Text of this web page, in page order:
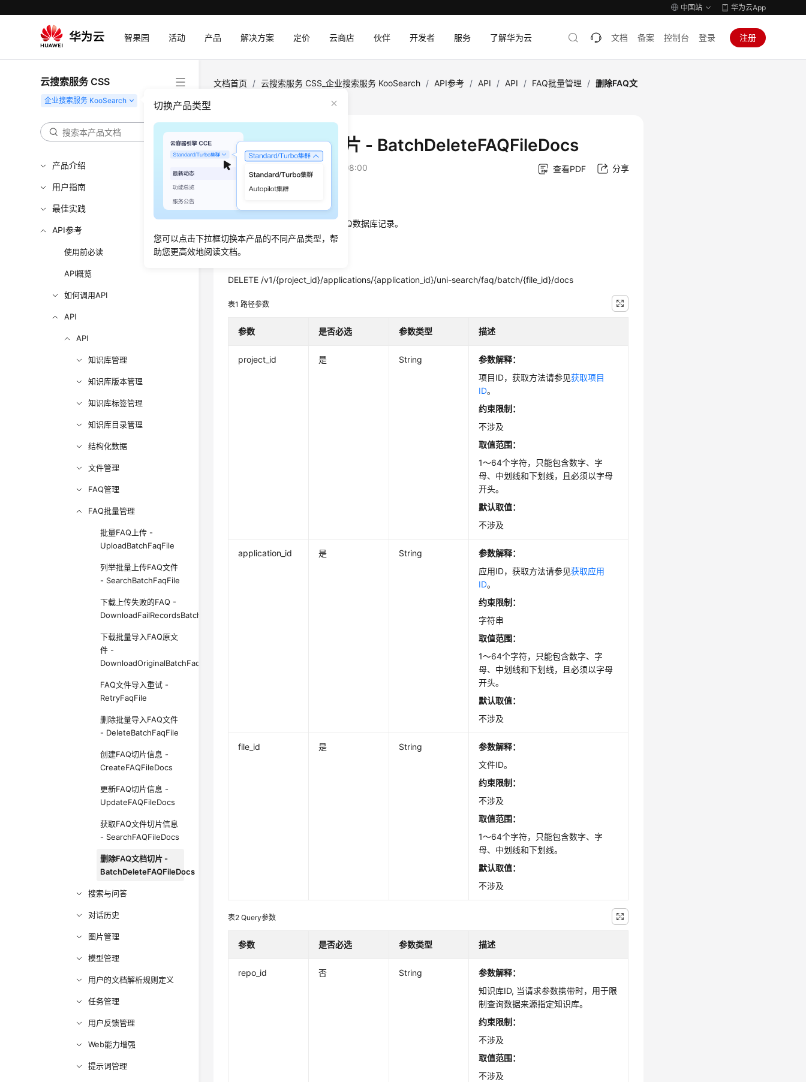
中国站 华为云App
智果园 活动 产品 解决方案 定价 云商店 伙伴 开发者 服务 了解华为云 文档 备案 控制台 登录 注册
云搜索服务 CSS
切换产品类型
您可以点击下拉框切换本产品的不同产品类型，帮
助您更高效地阅读文档。
产品介绍
用户指南
最佳实践
API参考
使用前必读
API概览
如何调用API
API
API
知识库管理
知识库版本管理
知识库标签管理
知识库目录管理
结构化数据
文件管理
FAQ管理
FAQ批量管理
批量FAQ上传 -
UploadBatchFaqFile
列举批量上传FAQ文件
- SearchBatchFaqFile
下载上传失败的FAQ -
DownloadFailRecordsBatchFaqFile
下载批量导入FAQ原文
件 -
DownloadOriginalBatchFaqFile
FAQ文件导入重试 -
RetryFaqFile
删除批量导入FAQ文件
- DeleteBatchFaqFile
创建FAQ切片信息 -
CreateFAQFileDocs
更新FAQ切片信息 -
UpdateFAQFileDocs
获取FAQ文件切片信息
- SearchFAQFileDocs
删除FAQ文档切片 -
BatchDeleteFAQFileDocs
搜索与问答
对话历史
图片管理
模型管理
用户的文档解析规则定义
任务管理
用户反馈管理
Web能力增强
提示词管理
文档首页 / 云搜索服务 CSS_企业搜索服务 KooSearch / API参考 / API / API / FAQ批量管理 / 删除FAQ文
删除FAQ文档切片 - BatchDeleteFAQFileDocs
更新时间： 2026-03-16 GMT+08:00 查看PDF 分享
删除FAQ文档切片，同时删除FAQ数据库记录。
URI
DELETE /v1/{project_id}/applications/{application_id}/uni-search/faq/batch/{file_id}/docs
表1路径参数
参数 是否必选 参数类型 描述
project_id 是 String
参数解释：
项目ID，获取方法请参见获取项目
ID。
约束限制：
不涉及
取值范围：
1～64个字符，只能包含数字、字
母、中划线和下划线，且必须以字母
开头。
默认取值：
不涉及
application_id 是 String
参数解释：
应用ID，获取方法请参见获取应用
ID。
约束限制：
字符串
取值范围：
1～64个字符，只能包含数字、字
母、中划线和下划线，且必须以字母
开头。
默认取值：
不涉及
file_id 是 String
参数解释：
文件ID。
约束限制：
不涉及
取值范围：
1～64个字符，只能包含数字、字
母、中划线和下划线。
默认取值：
不涉及
表2Query参数
参数 是否必选 参数类型 描述
repo_id 否 String
参数解释：
知识库ID, 当请求参数携带时，用于限
制查询数据来源指定知识库。
约束限制：
不涉及
取值范围：
不涉及